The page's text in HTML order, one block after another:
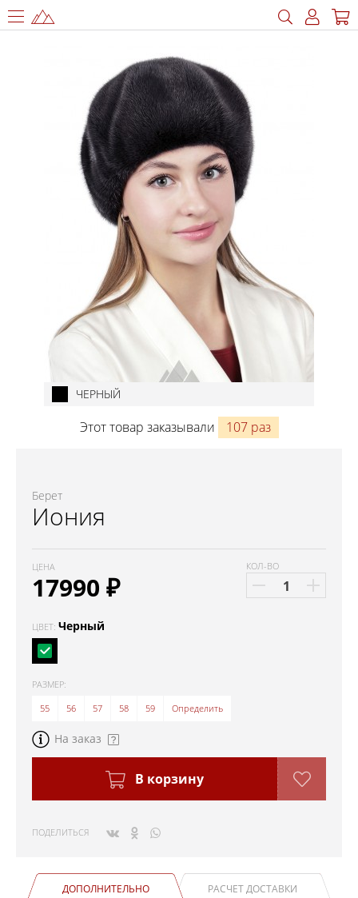
ЧЕРНЫЙ
Этот товар заказывали 107 раз
Берет
Иония
ЦЕНА
17990 ₽
КОЛ-ВО
ЦВЕТ: Черный
РАЗМЕР:
55
56 57 58 59 Определить
На заказ
В корзину
ПОДЕЛИТЬСЯ
ДОПОЛНИТЕЛЬНО РАСЧЕТ ДОСТАВКИ